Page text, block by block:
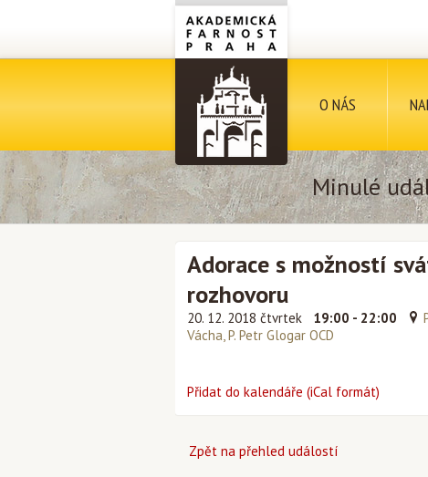
O NÁS
Minulé
Adorace s možností
rozhovoru
20. 12. 2018 čtvrtek 19:00 - 22:00
Vácha, P. Petr Glogar OCD
Přidat do kalendáře (iCal formát)
Zpět na přehled událostí